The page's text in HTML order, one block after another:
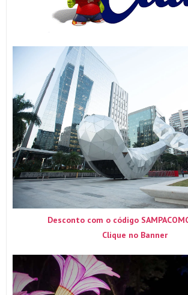
Desconto com o código
Clique no Banner